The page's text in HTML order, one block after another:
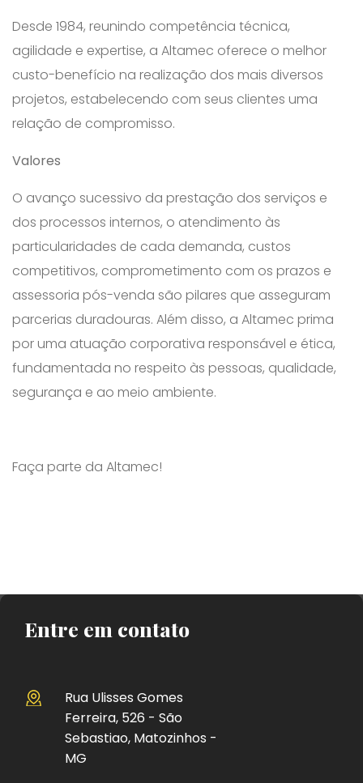
Desde 1984, reunindo competência técnica,
agilidade e expertise, a Altamec oferece o melhor
custo-benefício na realização dos mais diversos
projetos, estabelecendo com seus clientes uma
relação de compromisso.
Valores
O avanço sucessivo da prestação dos serviços e
dos processos internos, o atendimento às
particularidades de cada demanda, custos
competitivos, comprometimento com os prazos e
assessoria pós-venda são pilares que asseguram
parcerias duradouras. Além disso, a Altamec prima
por uma atuação corporativa responsável e ética,
fundamentada no respeito às pessoas, qualidade,
segurança e ao meio ambiente.
Faça parte da Altamec!
Entre em contato
Rua Ulisses Gomes
Ferreira, 526 - São
Sebastiao, Matozinhos -
MG